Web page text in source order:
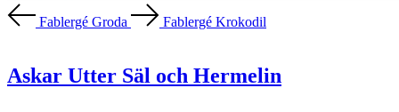
Fablergé Groda Fablergé Krokodil
Askar Utter Säl och Hermelin